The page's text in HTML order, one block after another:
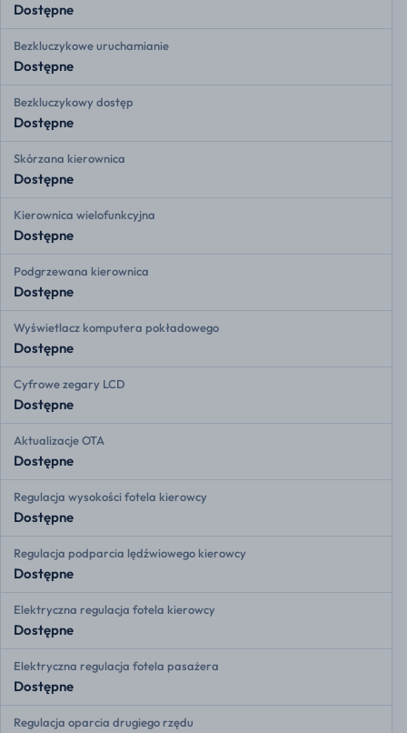
Dostępne
Bezkluczykowe uruchamianie
Dostępne
Bezkluczykowy dostęp
Dostępne
Skórzana kierownica
Dostępne
Kierownica wielofunkcyjna
Dostępne
Podgrzewana kierownica
Dostępne
Wyświetlacz komputera pokładowego
Dostępne
Cyfrowe zegary LCD
Dostępne
Aktualizacje OTA
Dostępne
Regulacja wysokości fotela kierowcy
Dostępne
Regulacja podparcia lędźwiowego kierowcy
Dostępne
Elektryczna regulacja fotela kierowcy
Dostępne
Elektryczna regulacja fotela pasażera
Dostępne
Regulacja oparcia drugiego rzędu